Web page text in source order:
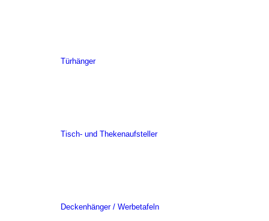
Türhänger
Tisch- und Thekenaufsteller
Deckenhänger / Werbetafeln